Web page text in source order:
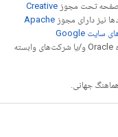
صفحه تحت مجوز Creative
نیز دارای مجوز Apache
خطمشی‌های سایت Google
مراجعه کنید. جاوا علامت تجاری ثبت‌شده Oracle و/یا شرکت‌های وابسته